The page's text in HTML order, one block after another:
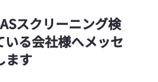
スクリーニング検
る会社様へメッセ
ます